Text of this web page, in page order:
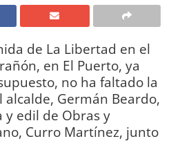
de La Libertad en el
en El Puerto, ya
no ha faltado la
alcalde, Germán Beardo,
y edil de Obras y
Curro Martínez, junto